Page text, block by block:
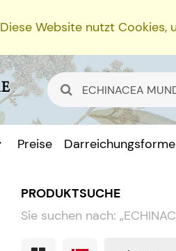
Diese Website nutzt Cookies,
Preise
PRODUKTSUCHE
Sie suchen nach: „